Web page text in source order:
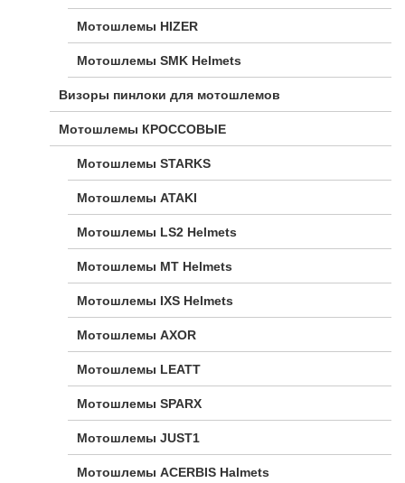
Мотошлемы HIZER
Мотошлемы SMK Helmets
Визоры пинлоки для мотошлемов
Мотошлемы КРОССОВЫЕ
Мотошлемы STARKS
Мотошлемы ATAKI
Мотошлемы LS2 Helmets
Мотошлемы MT Helmets
Мотошлемы IXS Helmets
Мотошлемы AXOR
Мотошлемы LEATT
Мотошлемы SPARX
Мотошлемы JUST1
Мотошлемы ACERBIS Halmets